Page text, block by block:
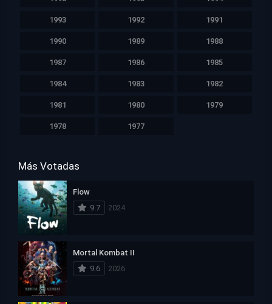
1993 1992 1991
1990 1989 1988
1987 1986 1985
1984 1983 1982
1981 1980 1979
1978 1977
Más Votadas
Flow
9.7
2024
Mortal Kombat II
9.6
2026